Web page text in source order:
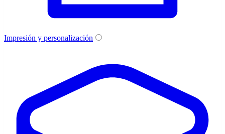
Impresión y personalización